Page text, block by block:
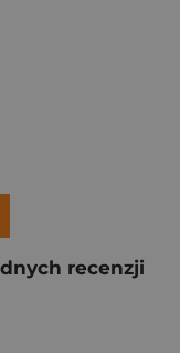
recenzji